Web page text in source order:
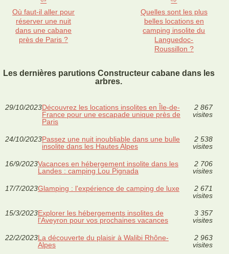
Où faut-il aller pour
réserver une nuit
dans une cabane
près de Paris ?
Quelles sont les plus
belles locations en
camping insolite du
Languedoc-
Roussillon ?
Les dernières parutions Constructeur cabane dans les
arbres.
29/10/2023Découvrez les locations insolites en Île-de-
France pour une escapade unique près de
Paris
2 867
visites
24/10/2023Passez une nuit inoubliable dans une bulle
insolite dans les Hautes Alpes
2 538
visites
16/9/2023Vacances en hébergement insolite dans les
Landes : camping Lou Pignada
2 706
visites
17/7/2023Glamping : l'expérience de camping de luxe
2 671
visites
15/3/2023Explorer les hébergements insolites de
l'Aveyron pour vos prochaines vacances
3 357
visites
22/2/2023La découverte du plaisir à Walibi Rhône-
Alpes
2 963
visites